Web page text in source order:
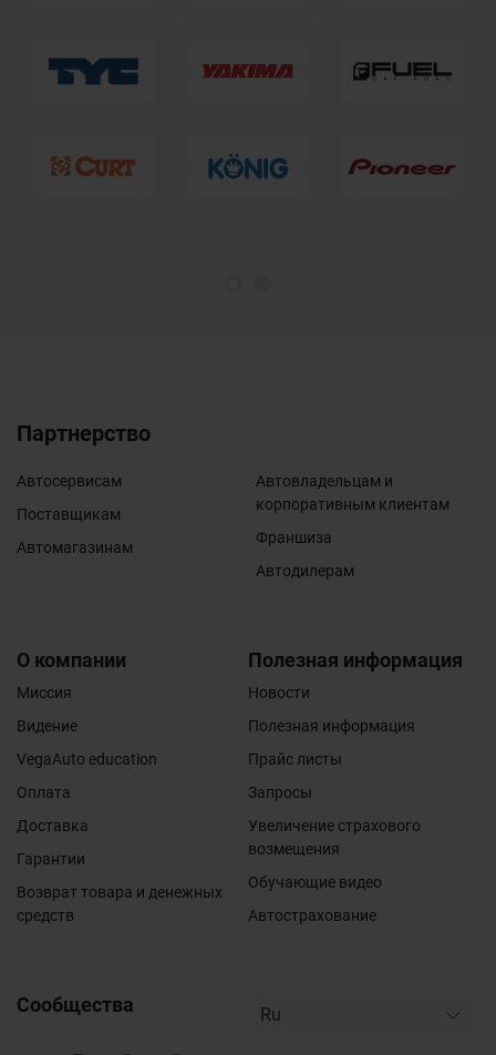
Партнерство
Автосервисам
Поставщикам
Автомагазинам
Автовладельцам и
корпоративным клиентам
Франшиза
Автодилерам
О компании
Миссия
Видение
VegaAuto education
Оплата
Доставка
Гарантии
Возврат товара и денежных
средств
Полезная информация
Новости
Полезная информация
Прайс листы
Запросы
Увеличение страхового
возмещения
Обучающие видео
Автострахование
Сообщества